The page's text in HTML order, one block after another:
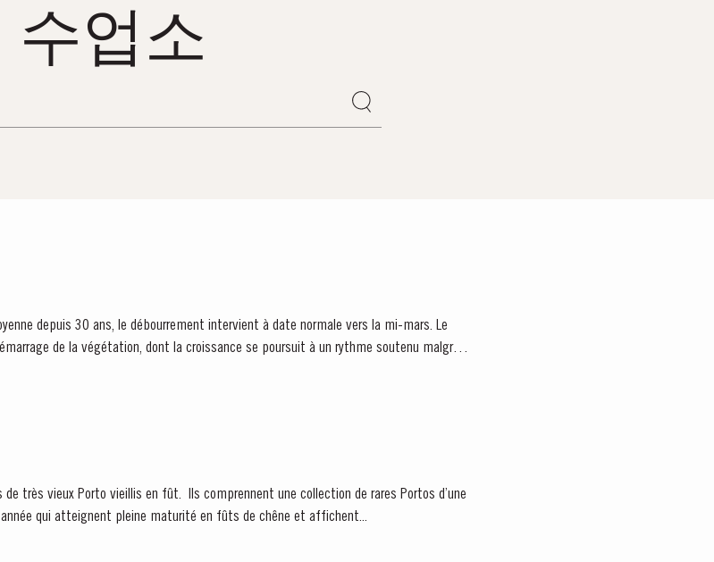
수업소
depuis 30 ans, le débourrement intervient à date normale vers la mi-mars. Le
de la végétation, dont la croissance se poursuit à un rythme soutenu malgré
de très vieux Porto vieillis en fût. Ils comprennent une collection de rares Portos d’une
qui atteignent pleine maturité en fûts de chêne et affichent...